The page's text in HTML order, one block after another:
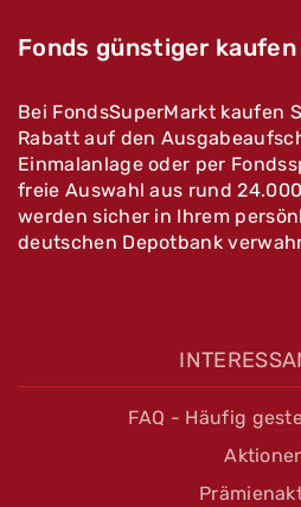
Fonds günstiger kaufen
Bei FondsSuperMarkt kaufen
Rabatt auf den
Einmalanlage oder per
freie Auswahl aus rund
werden sicher in Ihrem
deutschen Depotbank
FAQ - Häufig